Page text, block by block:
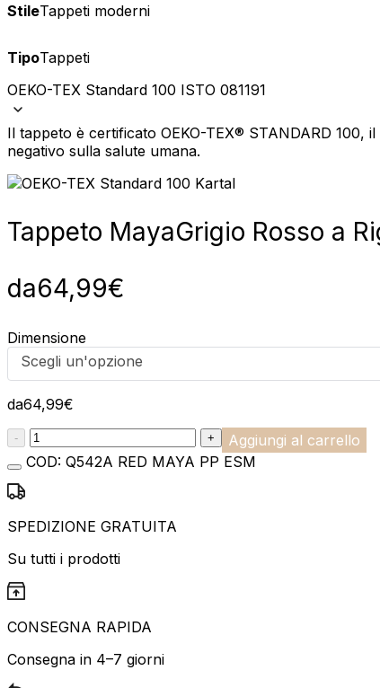
StileTappeti moderni
TipoTappeti
OEKO-TEX Standard 100 ISTO 081191
Il tappeto è certificato OEKO-TEX® STANDARD
negativo sulla salute umana.
Tappeto MayaGrigio Rosso a
da64,99€
Dimensione
Scegli un'opzione
da64,99€
:product_name quantity
- +
Aggiungi al carrello
COD: Q542A RED MAYA PP ESM
SPEDIZIONE GRATUITA
Su tutti i prodotti
CONSEGNA RAPIDA
Consegna in 4–7 giorni